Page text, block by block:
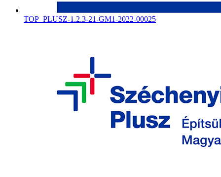
TOP_PLUSZ-1.2.3-21-GM1-2022-00025